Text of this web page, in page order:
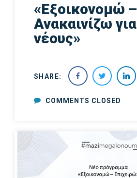
«Εξοικονομώ –
Ανακαινίζω για
νέους»
SHARE:
COMMENTS CLOSED